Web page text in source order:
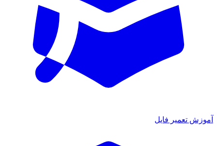
آموزش تعمیر فایل